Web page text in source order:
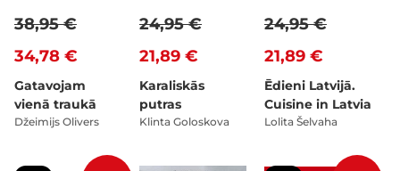
34,78 €
38,95 €
Gatavojam
vienā traukā
Džeimijs Olivers
21,89 €
24,95 €
Karaliskās
putras
Klinta Goloskova
21,89 €
24,95 €
Ēdieni Latvijā.
Cuisine in Latvia
Lolita Šelvaha